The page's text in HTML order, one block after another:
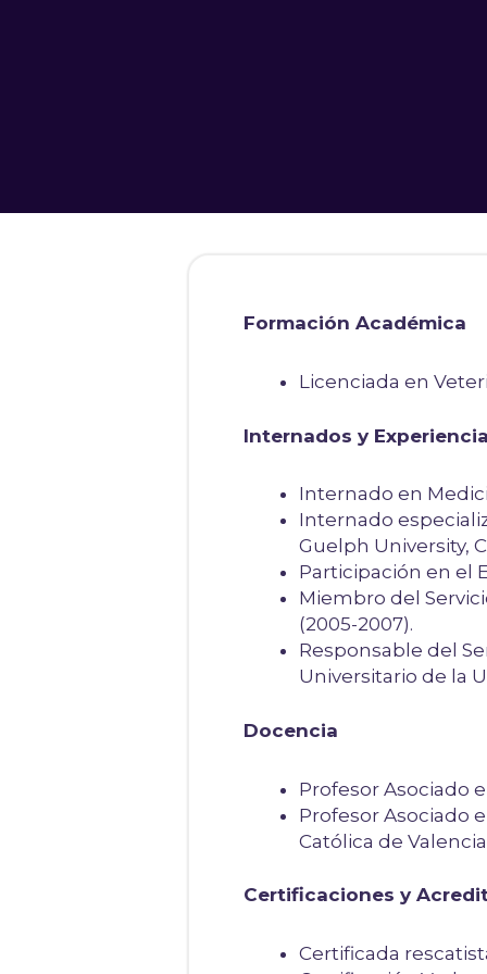
Formación Académica
Licenciada en
Internados y
Internado en
Internado
Guelph University,
Participación en el
Miembro del
(2005-2007).
Responsable del
Universitario de la
Docencia
Profesor Asociado
Profesor Asociado
Católica de
Certificaciones y
Certificada